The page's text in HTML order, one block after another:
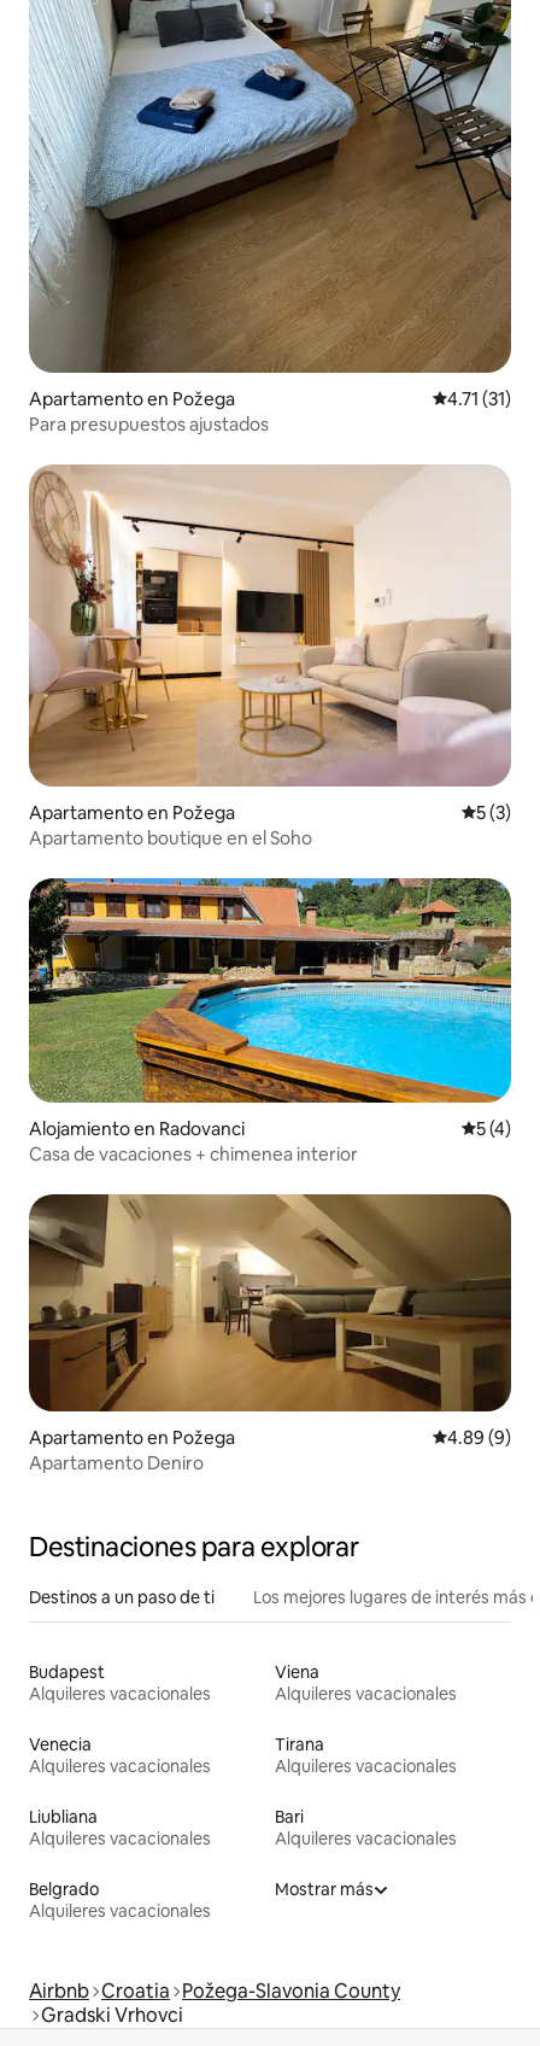
Apartamento en Požega Calificación
4.71 (31)
Para presupuestos ajustados
Apartamento en Požega
5 (3)
Apartamento boutique en el Soho
Alojamiento en Radovanci
5 (4)
Casa de vacaciones + chimenea interior
Apartamento en Požega Calificación
4.89 (9)
Apartamento Deniro
Destinaciones para explorar
Destinos a un paso de ti Los mejores lugares de interés más
Budapest
Alquileres vacacionales
Viena
Alquileres vacacionales
Venecia
Alquileres vacacionales
Tirana
Alquileres vacacionales
Liubliana
Alquileres vacacionales
Bari
Alquileres vacacionales
Belgrado
Alquileres vacacionales
Mostrar más
Airbnb Croatia Požega-Slavonia County
Gradski Vrhovci